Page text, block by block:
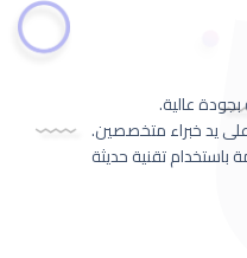
بجودة عالية.
يد خبراء متخصصين.
باستخدام تقنية حديثة